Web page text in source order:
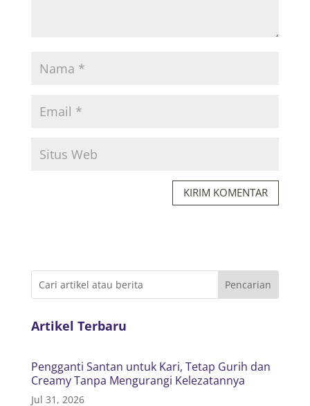
KIRIM KOMENTAR
Artikel Terbaru
Pengganti Santan untuk Kari, Tetap Gurih dan
Creamy Tanpa Mengurangi Kelezatannya
Jul 31, 2026